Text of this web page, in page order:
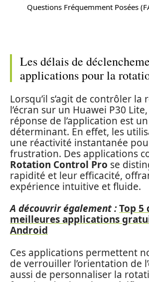
Questions Fréquemment Posées
Les délais de
applications pour la
Lorsqu’il s’agit de contrôler la
l’écran sur un Huawei P30
réponse de l’application est
déterminant. En effet, les
une réactivité instantanée
frustration. Des applications
Rotation Control Pro se
rapidité et leur efficacité,
expérience intuitive et fluide.
A découvrir également :Top 5
meilleures applications
Android
Ces applications permettent
de verrouiller l’orientation de
aussi de personnaliser la